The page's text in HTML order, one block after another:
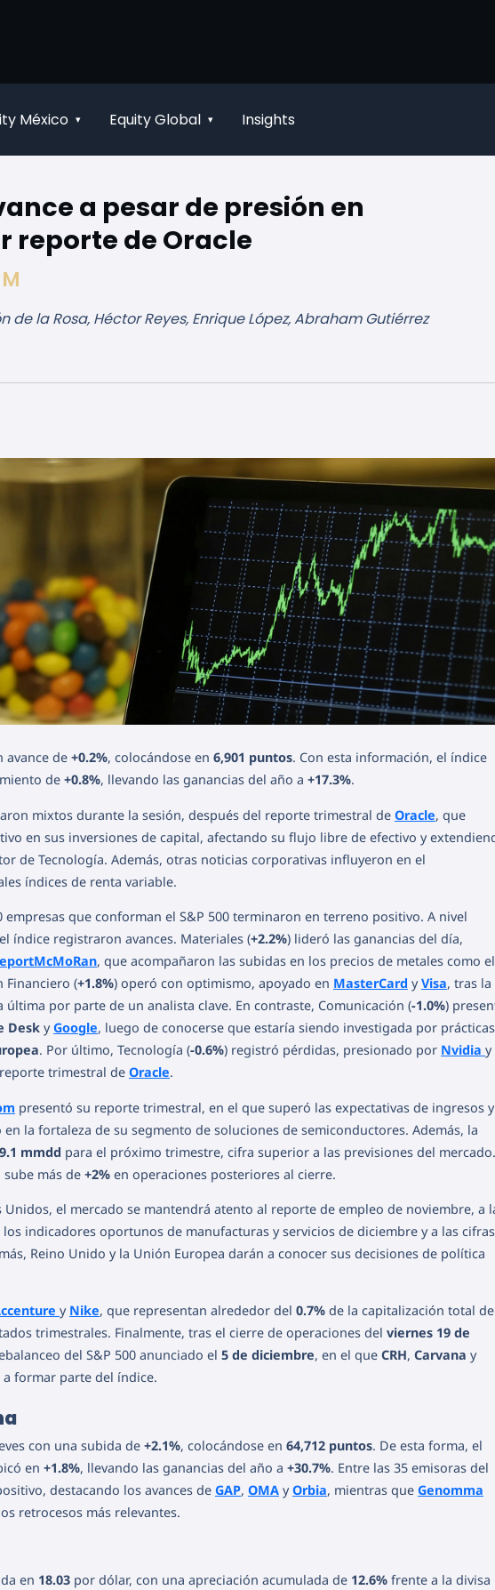
México ▾ Equity Global ▾ Insights
a pesar de presión en
reporte de Oracle
de la Rosa, Héctor Reyes, Enrique López, Abraham Gutiérrez
avance de +0.2%, colocándose en 6,901 puntos. Con esta información, el índice
de +0.8%, llevando las ganancias del año a +17.3%.
mixtos durante la sesión, después del reporte trimestral de Oracle, que
en sus inversiones de capital, afectando su flujo libre de efectivo y
de Tecnología. Además, otras noticias corporativas influyeron en el
índices de renta variable.
empresas que conforman el S&P 500 terminaron en terreno positivo. A nivel
índice registraron avances. Materiales (+2.2%) lideró las ganancias del día,
, que acompañaron las subidas en los precios de metales como el
Financiero (+1.8%) operó con optimismo, apoyado en MasterCard yVisa, tras la
última por parte de un analista clave. En contraste, Comunicación (-1.0%)
Desk yGoogle, luego de conocerse que estaría siendo investigada por prácticas
. Por último, Tecnología (-0.6%) registró pérdidas, presionado por Nvidia y
trimestral de Oracle.
presentó su reporte trimestral, en el que superó las expectativas de ingresos y
la fortaleza de su segmento de soluciones de semiconductores. Además, la
mmdd para el próximo trimestre, cifra superior a las previsiones del mercado.
más de +2% en operaciones posteriores al cierre.
Unidos, el mercado se mantendrá atento al reporte de empleo de noviembre, a
indicadores oportunos de manufacturas y servicios de diciembre y a las cifras
Reino Unido y la Unión Europea darán a conocer sus decisiones de política
y Nike, que representan alrededor del 0.7% de la capitalización total
trimestrales. Finalmente, tras el cierre de operaciones del viernes 19 de
del S&P 500 anunciado el 5 de diciembre, en el que CRH, Carvana y
a formar parte del índice.
con una subida de +2.1%, colocándose en 64,712 puntos. De esta forma, el
en +1.8%, llevando las ganancias del año a +30.7%. Entre las 35 emisoras del
destacando los avances de GAP, OMA yOrbia, mientras que Genomma
retrocesos más relevantes.
en 18.03 por dólar, con una apreciación acumulada de 12.6% frente a la divisa